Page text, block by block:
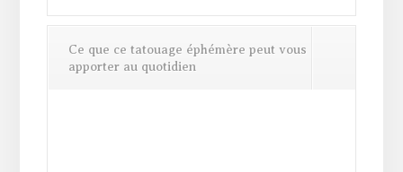
Ce que ce tatouage éphémère peut vous
apporter au quotidien